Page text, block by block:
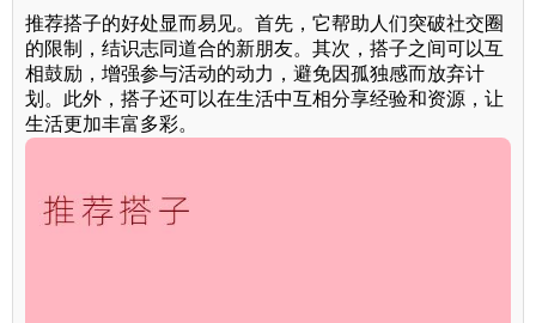
推荐搭子的好处显而易见。首先，它帮助人们突破社交圈
的限制，结识志同道合的新朋友。其次，搭子之间可以互
相鼓励，增强参与活动的动力，避免因孤独感而放弃计
划。此外，搭子还可以在生活中互相分享经验和资源，让
生活更加丰富多彩。